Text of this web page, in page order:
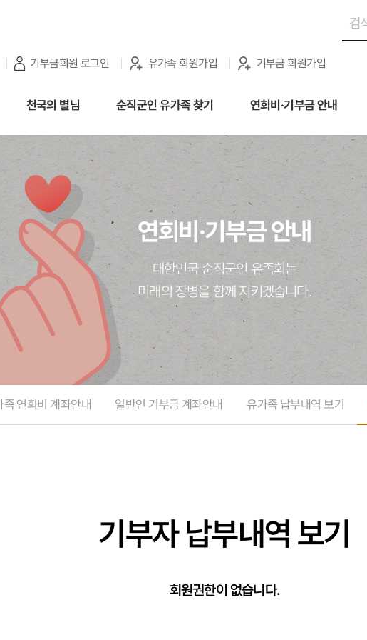
로그인
기부금회원 로그인 유가족 회원가입 기부금 회원가입
천국의 별님 순직군인 유가족 찾기 연회비·기부금 안내
연회비·기부금 안내
대한민국 순직군인 유족회는
미래의 장병을 함께 지키겠습니다.
족 연회비 계좌안내 일반인 기부금 계좌안내 유가족 납부내역 보기
기부자 납부내역 보기
회원권한이 없습니다.